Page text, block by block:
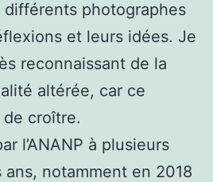
photographes
et leurs idées. Je
reconnaissant de la
altérée, car ce
croître.
l’ANANP à plusieurs
notamment en 2018